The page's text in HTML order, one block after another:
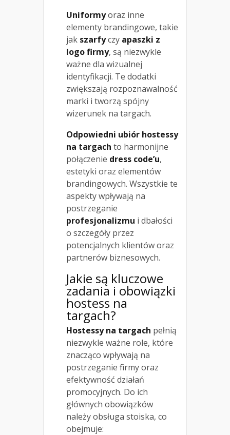
Uniformyoraz inne
elementy brandingowe, takie
jak szarfyczy apaszki z
logo firmy, są niezwykle
ważne dla wizualnej
identyfikacji. Te dodatki
zwiększają rozpoznawalność
marki i tworzą spójny
wizerunek na targach.
Odpowiedni ubiór hostessy
na targach to harmonijne
połączenie dress code’u,
estetyki oraz elementów
brandingowych. Wszystkie te
aspekty wpływają na
postrzeganie
profesjonalizmu i dbałości
o szczegóły przez
potencjalnych klientów oraz
partnerów biznesowych.
Jakie są kluczowe
zadania i obowiązki
hostess na
targach?
Hostessy na targach pełnią
niezwykle ważne role, które
znacząco wpływają na
postrzeganie firmy oraz
efektywność działań
promocyjnych. Do ich
głównych obowiązków
należy obsługa stoiska, co
obejmuje: